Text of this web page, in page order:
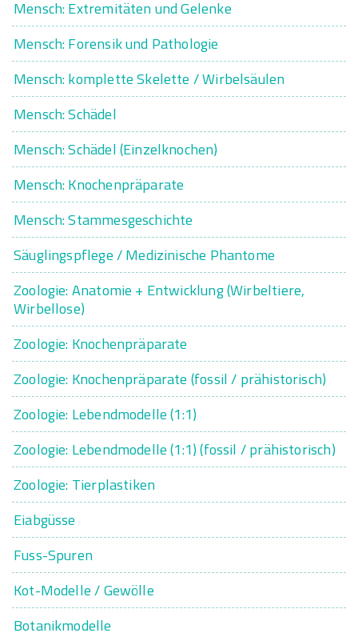
Mensch: Extremitäten und Gelenke
Mensch: Forensik und Pathologie
Mensch: komplette Skelette / Wirbelsäulen
Mensch: Schädel
Mensch: Schädel (Einzelknochen)
Mensch: Knochenpräparate
Mensch: Stammesgeschichte
Säuglingspflege / Medizinische Phantome
Zoologie: Anatomie + Entwicklung (Wirbeltiere,
Wirbellose)
Zoologie: Knochenpräparate
Zoologie: Knochenpräparate (fossil / prähistorisch)
Zoologie: Lebendmodelle (1:1)
Zoologie: Lebendmodelle (1:1) (fossil / prähistorisch)
Zoologie: Tierplastiken
Eiabgüsse
Fuss-Spuren
Kot-Modelle / Gewölle
Botanikmodelle